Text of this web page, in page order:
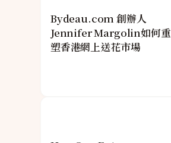
Bydeau.com 創辦人
Jennifer Margolin如何重
塑香港網上送花市場